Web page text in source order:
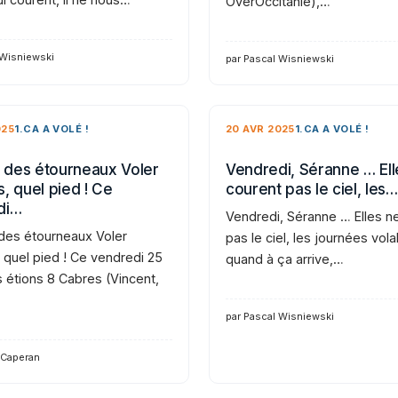
par Pascal Wisniewski
1.CA A VOLÉ !
des étourneaux Voler
quel pied ! Ce
étourneaux Voler
pied ! Ce vendredi 25
étions 8 Cabres (Vincent,
20 AVR 20251.CA A VOLÉ !
Vendredi, Séranne …
courent pas le ciel, les…
Vendredi, Séranne … Elles
pas le ciel, les journées
quand à ça arrive,…
par Pascal Wisniewski